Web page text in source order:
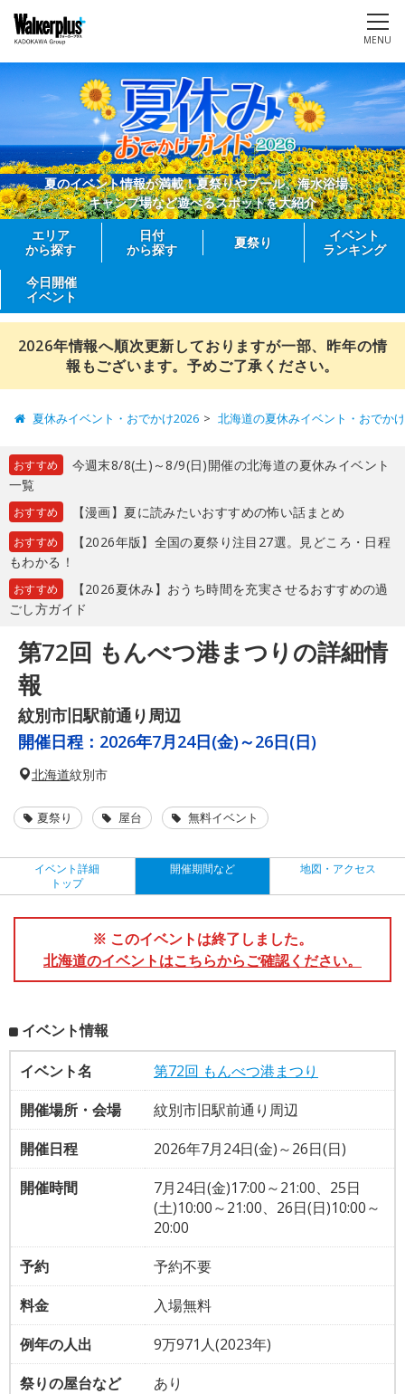
MENU
夏のイベント情報が満載！夏祭りやプール、海水浴場、
キャンプ場など遊べるスポットを大紹介
エリア
から探す
日付
から探す
夏祭り
イベント
ランキング
今日開催
イベント
2026年情報へ順次更新しておりますが一部、昨年の情
報もございます。予めご了承ください。
夏休みイベント・おでかけ2026 北海道の夏休みイベント・おでか
おすすめ
今週末8/8(土)～8/9(日)開催の北海道の夏休みイベント
一覧
おすすめ 【漫画】夏に読みたいおすすめの怖い話まとめ
おすすめ
【2026年版】全国の夏祭り注目27選。見どころ・日程
もわかる！
おすすめ
【2026夏休み】おうち時間を充実させるおすすめの過
ごし方ガイド
第72回 もんべつ港まつりの詳細情
報
紋別市旧駅前通り周辺
開催日程： 2026年7月24日(金)～26日(日)
北海道紋別市
夏祭り 屋台 無料イベント
イベント詳細
トップ
開催期間など 地図・アクセス
※ このイベントは終了しました。
北海道のイベントはこちらからご確認ください。
イベント情報
イベント名
第72回 もんべつ港まつり
開催場所・会場
紋別市旧駅前通り周辺
開催日程
2026年7月24日(金)～26日(日)
開催時間
7月24日(金)17:00～21:00、25日
(土)10:00～21:00、26日(日)10:00～
20:00
予約
予約不要
料金
入場無料
例年の人出
9万971人(2023年)
祭りの屋台など
あり